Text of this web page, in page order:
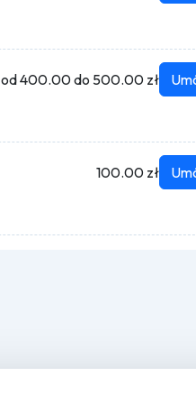
od 400.00 do 500.00 zł
100.00 zł